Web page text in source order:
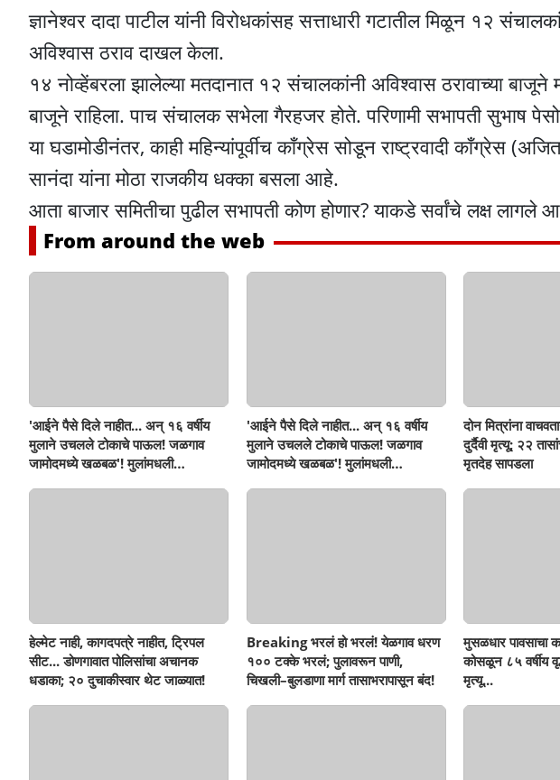
ज्ञानेश्वर दादा पाटील यांनी विरोधकांसह सत्ताधारी गटातील मिळून १२
अविश्वास ठराव दाखल केला.
१४ नोव्हेंबरला झालेल्या मतदानात १२ संचालकांनी अविश्वास ठरावाच्या
बाजूने राहिला. पाच संचालक सभेला गैरहजर होते. परिणामी सभापती सुभाष
या घडामोडीनंतर, काही महिन्यांपूर्वीच काँग्रेस सोडून राष्ट्रवादी काँग्रेस
सानंदा यांना मोठा राजकीय धक्का बसला आहे.
आता बाजार समितीचा पुढील सभापती कोण होणार? याकडे सर्वांचे लक्ष लागले
From around the web
'आईने पैसे दिले नाहीत... अन् १६ वर्षीय
मुलाने उचलले टोकाचे पाऊल! जळगाव
जामोदमध्ये खळबळ'! मुलांमधली
'आईने पैसे दिले नाहीत... अन् १६ वर्षीय
मुलाने उचलले टोकाचे पाऊल! जळगाव
जामोदमध्ये खळबळ'! मुलांमधली
दोन मित्रांना
दुर्दैवी मृत्यू; २२
मृतदेह सापडला
हेल्मेट नाही, कागदपत्रे नाहीत, ट्रिपल
सीट... डोणगावात पोलिसांचा अचानक
धडाका; २० दुचाकीस्वार थेट जाळ्यात!
Breaking भरलं हो भरलं! येळगाव धरण
१०० टक्के भरलं; पुलावरून पाणी,
चिखली–बुलडाणा मार्ग तासाभरापासून बंद!
मुसळधार पावसाचा
कोसळून ८५ वर्षीय
मृत्यू...